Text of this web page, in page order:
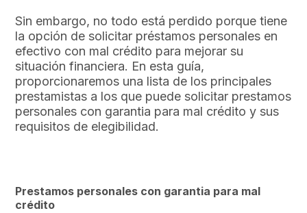
Sin embargo, no todo está perdido porque tiene
la opción de solicitar préstamos personales en
efectivo con mal crédito para mejorar su
situación financiera. En esta guía,
proporcionaremos una lista de los principales
prestamistas a los que puede solicitar prestamos
personales con garantia para mal crédito y sus
requisitos de elegibilidad.
Prestamos personales con garantia para mal
crédito